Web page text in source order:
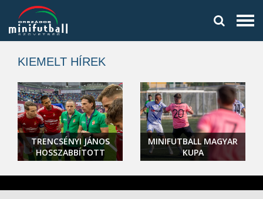
KIEMELT HÍREK
TRENCSÉNYI JÁNOS
HOSSZABBÍTOTT
MINIFUTBALL MAGYAR
KUPA